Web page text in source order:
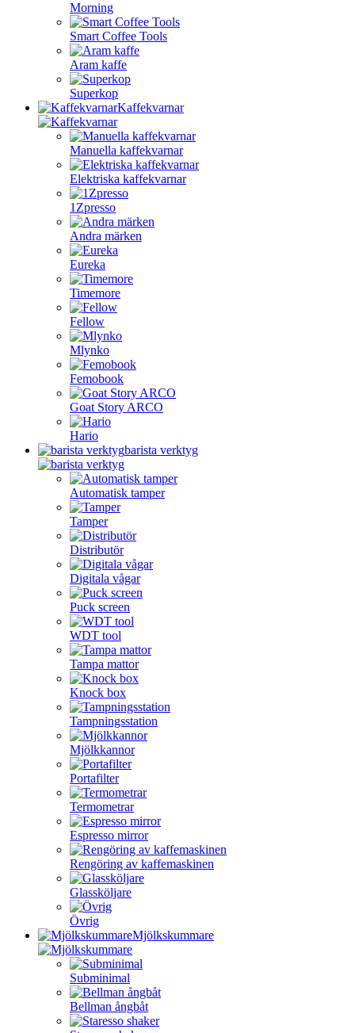
Morning
Smart Coffee Tools
Aram kaffe
Superkop
Kaffekvarnar
Manuella kaffekvarnar
Elektriska kaffekvarnar
1Zpresso
Andra märken
Eureka
Timemore
Fellow
Mlynko
Femobook
Goat Story ARCO
Hario
barista verktyg
Automatisk tamper
Tamper
Distributör
Digitala vågar
Puck screen
WDT tool
Tampa mattor
Knock box
Tampningsstation
Mjölkkannor
Portafilter
Termometrar
Espresso mirror
Rengöring av kaffemaskinen
Glassköljare
Övrig
Mjölkskummare
Subminimal
Bellman ångbåt